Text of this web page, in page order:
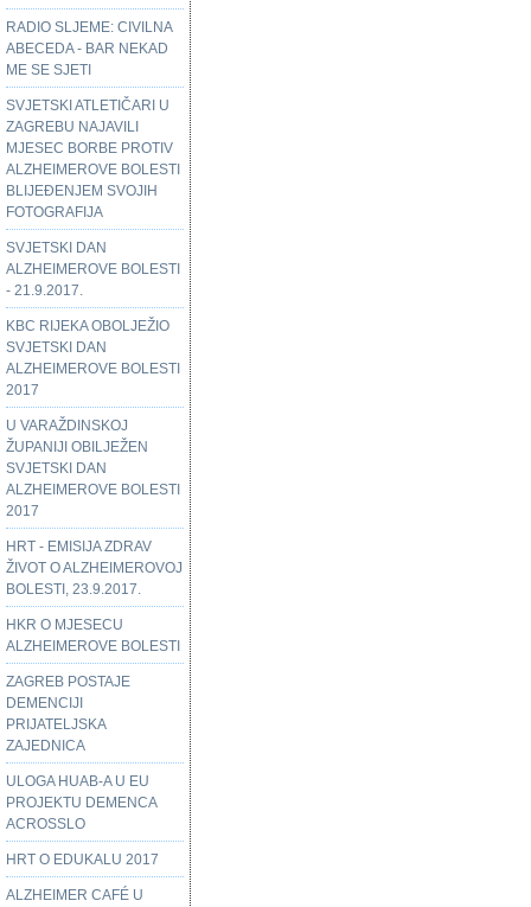
RADIO SLJEME: CIVILNA
ABECEDA - BAR NEKAD
ME SE SJETI
SVJETSKI ATLETIČARI U
ZAGREBU NAJAVILI
MJESEC BORBE PROTIV
ALZHEIMEROVE BOLESTI
BLIJEĐENJEM SVOJIH
FOTOGRAFIJA
SVJETSKI DAN
ALZHEIMEROVE BOLESTI
- 21.9.2017.
KBC RIJEKA OBOLJEŽIO
SVJETSKI DAN
ALZHEIMEROVE BOLESTI
2017
U VARAŽDINSKOJ
ŽUPANIJI OBILJEŽEN
SVJETSKI DAN
ALZHEIMEROVE BOLESTI
2017
HRT - EMISIJA ZDRAV
ŽIVOT O ALZHEIMEROVOJ
BOLESTI, 23.9.2017.
HKR O MJESECU
ALZHEIMEROVE BOLESTI
ZAGREB POSTAJE
DEMENCIJI
PRIJATELJSKA
ZAJEDNICA
ULOGA HUAB-A U EU
PROJEKTU DEMENCA
ACROSSLO
HRT O EDUKALU 2017
ALZHEIMER CAFÉ U